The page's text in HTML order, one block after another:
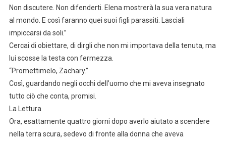
Non discutere. Non difenderti. Elena mostrerà la sua vera natura
al mondo. E così faranno quei suoi figli parassiti. Lasciali
impiccarsi da soli.”
Cercai di obiettare, di dirgli che non mi importava della tenuta, ma
lui scosse la testa con fermezza.
“Promettimelo, Zachary.”
Così, guardando negli occhi dell’uomo che mi aveva insegnato
tutto ciò che conta, promisi.
La Lettura
Ora, esattamente quattro giorni dopo averlo aiutato a scendere
nella terra scura, sedevo di fronte alla donna che aveva